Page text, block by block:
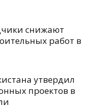
снижают
работ в
утвердил
проектов в